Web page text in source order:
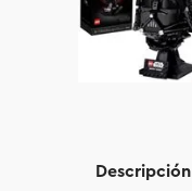
Descripción